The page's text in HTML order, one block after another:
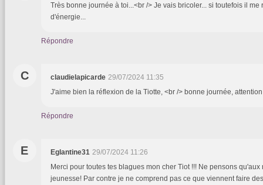
Très bonne journée à toi...<br /> Je vais bricoler... si toutefois il me
d'énergie...
Répondre
C claudielapicarde 29/07/2024 11:35
J'aime bien la réflexion de la Tiotte, <br /> bonne journée,
Répondre
E Eglantine31 29/07/2024 11:26
Merci pour toutes tes blagues mon cher Tiot !!! Ne pensons qu'aux
jeunesse! Par contre je ne comprend pas ce que viennent faire